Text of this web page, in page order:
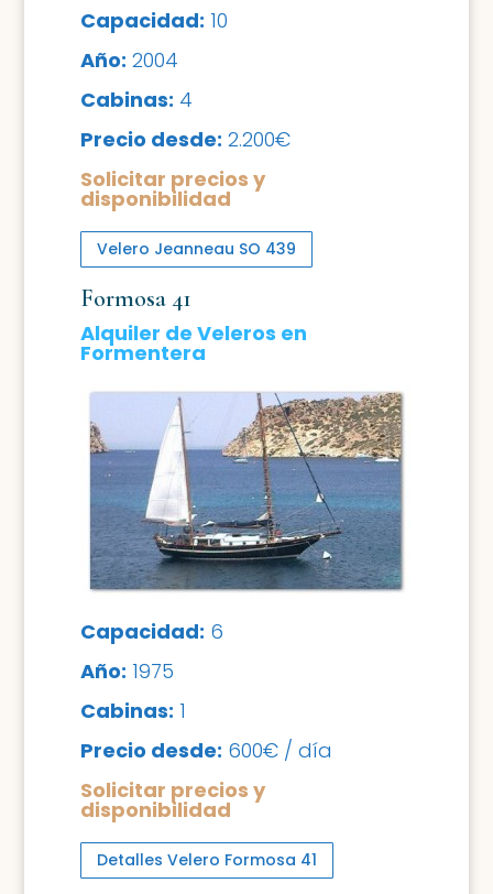
Capacidad: 10
Año: 2004
Cabinas: 4
Precio desde: 2.200€
Solicitar precios y
disponibilidad
Velero Jeanneau SO 439
Formosa 41
Alquiler de Veleros en
Formentera
Capacidad: 6
Año: 1975
Cabinas: 1
Precio desde: 600€ / día
Solicitar precios y
disponibilidad
Detalles Velero Formosa 41